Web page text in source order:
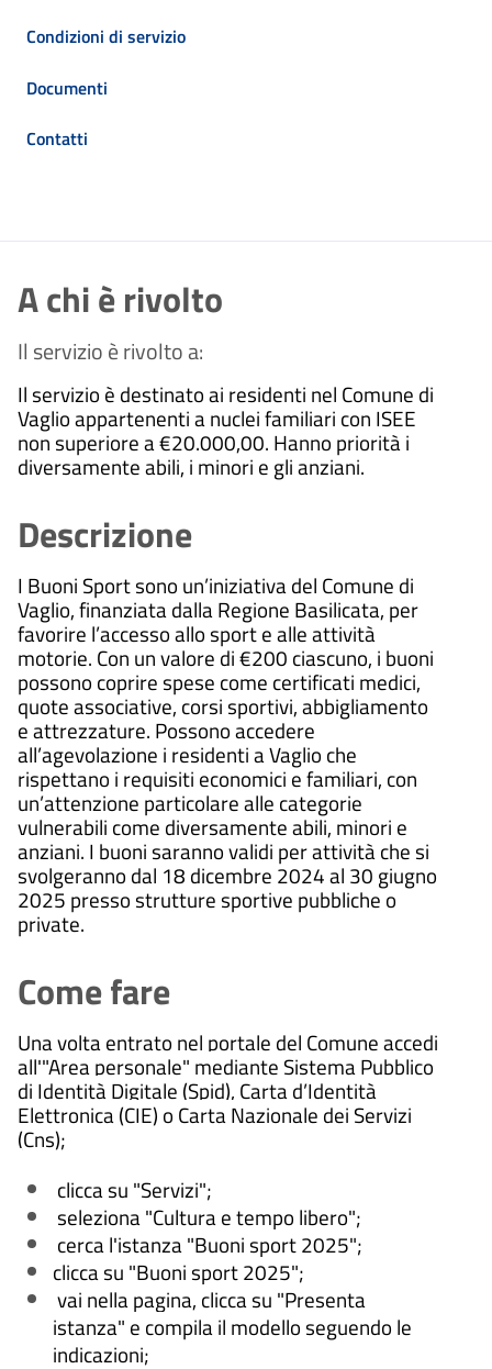
Condizioni di servizio
Documenti
Contatti
A chi è rivolto
Il servizio è rivolto a:
Il servizio è destinato ai residenti nel Comune di
Vaglio appartenenti a nuclei familiari con ISEE
non superiore a €20.000,00. Hanno priorità i
diversamente abili, i minori e gli anziani.
Descrizione
I Buoni Sport sono un’iniziativa del Comune di
Vaglio, finanziata dalla Regione Basilicata, per
favorire l’accesso allo sport e alle attività
motorie. Con un valore di €200 ciascuno, i buoni
possono coprire spese come certificati medici,
quote associative, corsi sportivi, abbigliamento
e attrezzature. Possono accedere
all’agevolazione i residenti a Vaglio che
rispettano i requisiti economici e familiari, con
un’attenzione particolare alle categorie
vulnerabili come diversamente abili, minori e
anziani. I buoni saranno validi per attività che si
svolgeranno dal 18 dicembre 2024 al 30 giugno
2025 presso strutture sportive pubbliche o
private.
Come fare
Una volta entrato nel portale del Comune accedi
all'"Area personale" mediante Sistema Pubblico
di Identità Digitale (Spid), Carta d’Identità
Elettronica (CIE) o Carta Nazionale dei Servizi
(Cns);
clicca su "Servizi";
seleziona "Cultura e tempo libero";
cerca l'istanza "Buoni sport 2025";
clicca su "Buoni sport 2025";
vai nella pagina, clicca su "Presenta
istanza" e compila il modello seguendo le
indicazioni;